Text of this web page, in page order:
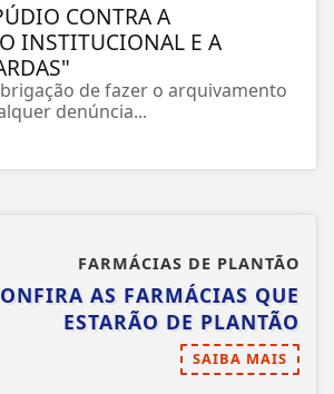
CONTRA A
INSTITUCIONAL E A
de fazer o arquivamento
denúncia...
FARMÁCIAS DE PLANTÃO
AS FARMÁCIAS QUE
ESTARÃO DE PLANTÃO
SAIBA MAIS